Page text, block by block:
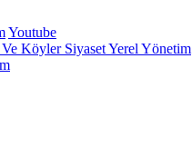
Youtube
KöylerSiyasetYerel Yönetim